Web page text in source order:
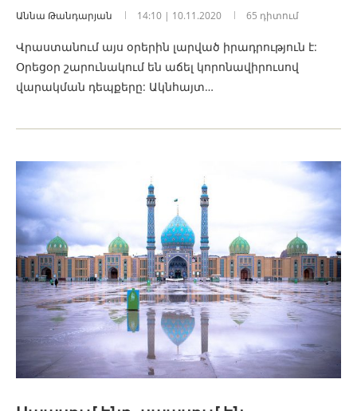
Աննա Թանդարյան 14:10 | 10.11.2020 65 դիտում
Վրաստանում այս օրերին լարված իրադրություն է:
Օրեցօր շարունակում են աճել կորոնավիրուսով
վարակման դեպքերը: Ակնհայտ…